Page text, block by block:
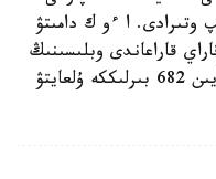
جاڭارىپ وتىرادى. ا ءو ك دامىتۋ
2021- جىلعا قاراي قاراعاندى وبلىسىنىڭ
اۋىلشارۋاشىلىق تەحنيكاسىن جىل سايىن 682 بىرلىككە ۇلعايتۋ